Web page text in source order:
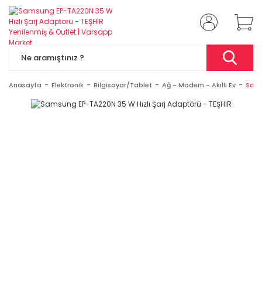
Anasayfa Elektronik Bilgisayar/Tablet Ağ - Modem - Akıllı Ev